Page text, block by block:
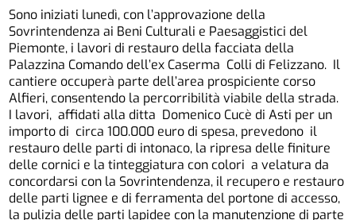
Sono iniziati lunedì, con l’approvazione della
Sovrintendenza ai Beni Culturali e Paesaggistici del
Piemonte, i lavori di restauro della facciata della
Palazzina Comando dell’ex Caserma Colli di Felizzano. Il
cantiere occuperà parte dell’area prospiciente corso
Alfieri, consentendo la percorribilità viabile della strada.
I lavori, affidati alla ditta Domenico Cucè di Asti per un
importo di circa 100.000 euro di spesa, prevedono il
restauro delle parti di intonaco, la ripresa delle finiture
delle cornici e la tinteggiatura con colori a velatura da
concordarsi con la Sovrintendenza, il recupero e restauro
delle parti lignee e di ferramenta del portone di accesso,
la pulizia delle parti lapidee con la manutenzione di parte